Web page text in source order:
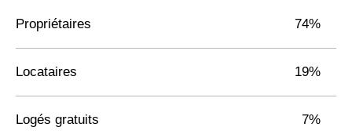
Propriétaires 74%
Locataires 19%
Logés gratuits 7%